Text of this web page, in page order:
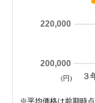
３
200,000
220,000
(円)
※平均価格は前期時点